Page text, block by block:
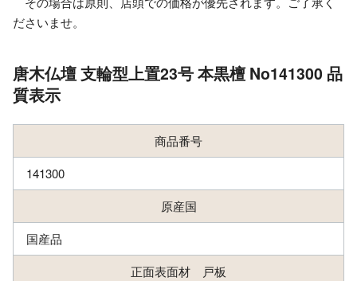
ださいませ。
唐木仏壇 支輪型上置23号 本黒檀 No141300 品
質表示
商品番号
141300
原産国
国産品
正面表面材 戸板